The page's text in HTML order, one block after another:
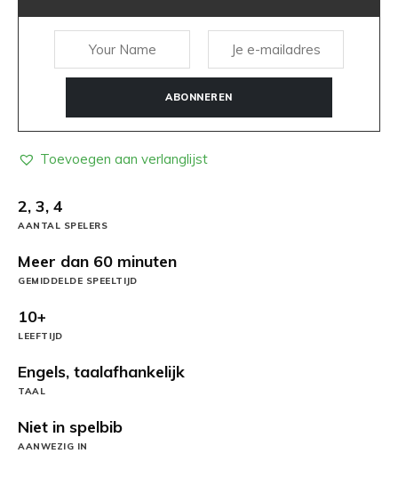
ABONNEREN
Toevoegen aan verlanglijst
2, 3, 4
AANTAL SPELERS
Meer dan 60 minuten
GEMIDDELDE SPEELTIJD
10+
LEEFTIJD
Engels, taalafhankelijk
TAAL
Niet in spelbib
AANWEZIG IN